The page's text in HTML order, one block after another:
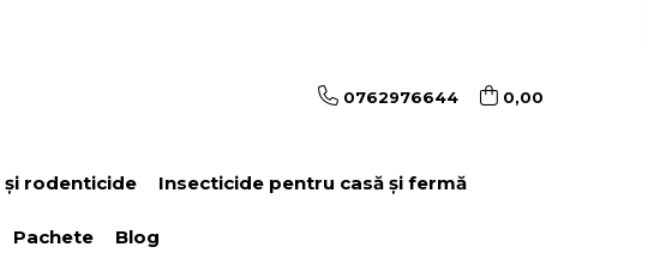
0762976644 0,00
și rodenticide Insecticide pentru casă și fermă
Pachete Blog